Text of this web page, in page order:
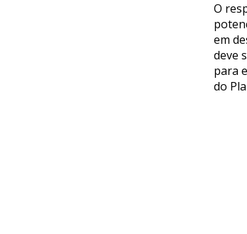
O
em
deve
para
do